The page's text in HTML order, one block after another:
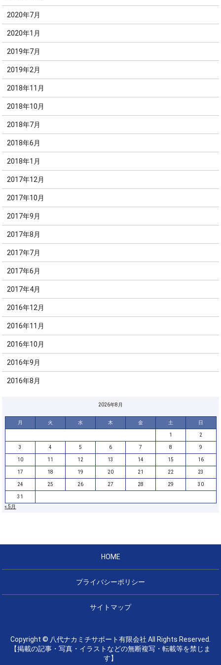
2020年7月
2020年1月
2019年7月
2019年2月
2018年11月
2018年10月
2018年7月
2018年6月
2018年1月
2017年12月
2017年10月
2017年9月
2017年8月
2017年7月
2017年6月
2017年4月
2016年12月
2016年11月
2016年10月
2016年9月
2016年8月
2026年8月
月 火 水 木 金 土 日
1 2
3 4 5 6 7 8 9
10 11 12 13 14 15 16
17 18 19 20 21 22 23
24 25 26 27 28 29 30
31
« 5月
HOME
プライバシーポリシー
サイトマップ
Copyright © 八代ナカミチサポート有限会社 All Rights Reserved.
【掲載の記事・写真・イラストなどの無断複写・転載等を禁じま
す】